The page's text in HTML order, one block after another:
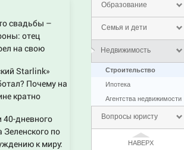
Образование
Семья и дети
Недвижимость
Строительство
Ипотека
Агентства недвижимости
Вопросы юристу
НАВЕРХ
свадьбы –
отец
на свою
не мог
слезы
Starlink»
Почему на
кратно
по
ВСУ
40-дневного
Зеленского по
к миру: